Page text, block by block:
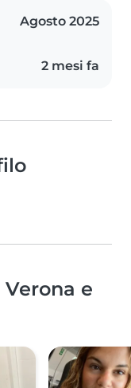
Agosto 2025
2 mesi fa
e